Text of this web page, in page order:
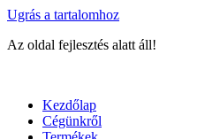
Ugrás a tartalomhoz
Az oldal fejlesztés alatt áll!
Kezdőlap
Cégünkről